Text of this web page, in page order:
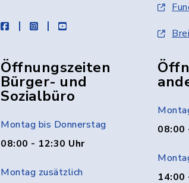
facebookinstagramyoutube
Öffnungszeiten
Bürger- und
Sozialbüro
Montag bis Donnerstag
08:00 - 12:30 Uhr
Montag zusätzlich
08:00
14:00